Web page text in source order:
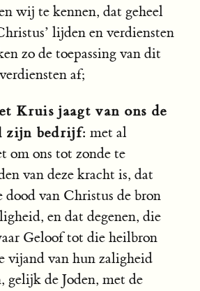
wij te kennen, dat geheel
lijden en verdiensten
zo de toepassing van dit
af;
Kruis jaagt van ons de
zijn bedrijf: met al
om ons tot zonde te
van deze kracht is, dat
dood van Christus de bron
en dat degenen, die
Geloof tot die heilbron
vijand van hun zaligheid
gelijk de Joden, met de